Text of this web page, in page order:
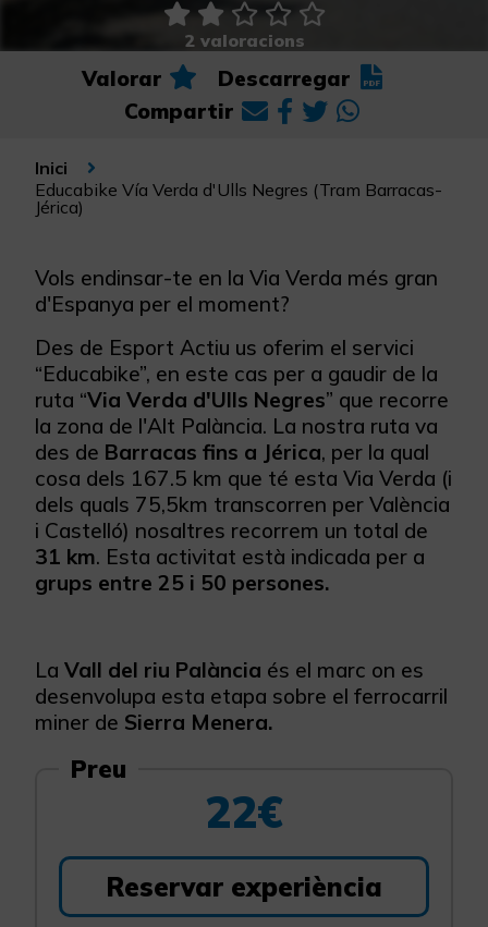
2 valoracions
Valorar
Descarregar
Compartir
Inici
Educabike Vía Verda d'Ulls Negres (Tram Barracas-
Jérica)
Vols endinsar-te en la Via Verda més gran
d'Espanya per el moment?
Des de Esport Actiu us oferim el servici
“Educabike”, en este cas per a gaudir de la
ruta “Via Verda d'Ulls Negres” que recorre
la zona de l'Alt Palància. La nostra ruta va
des de Barracas fins a Jérica, per la qual
cosa dels 167.5 km que té esta Via Verda (i
dels quals 75,5km transcorren per València
i Castelló) nosaltres recorrem un total de
31 km. Esta activitat està indicada per a
grups entre 25 i 50 persones.
La Vall del riu Palància és el marc on es
desenvolupa esta etapa sobre el ferrocarril
miner de Sierra Menera.
Preu
22€
Reservar experiència